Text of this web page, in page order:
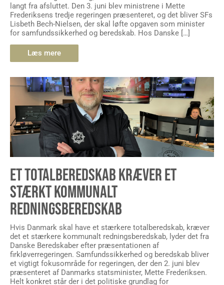
Lisbeth Bech-Nielsen, der skal løfte opgaven som minister
for samfundssikkerhed og beredskab. Hos Danske […]
Læs mere
ET TOTALBEREDSKAB KRÆVER ET
STÆRKT KOMMUNALT
REDNINGSBEREDSKAB
Hvis Danmark skal have et stærkere totalberedskab, kræver
Danske Beredskaber efter præsentationen af
firkløverregeringen. Samfundssikkerhed og beredskab bliver
et vigtigt fokusområde for regeringen, der den 2. juni blev
præsenteret af Danmarks statsminister, Mette Frederiksen.
Helt konkret står der i det politiske grundlag for
firkløverregeringen, at udgifterne til […]